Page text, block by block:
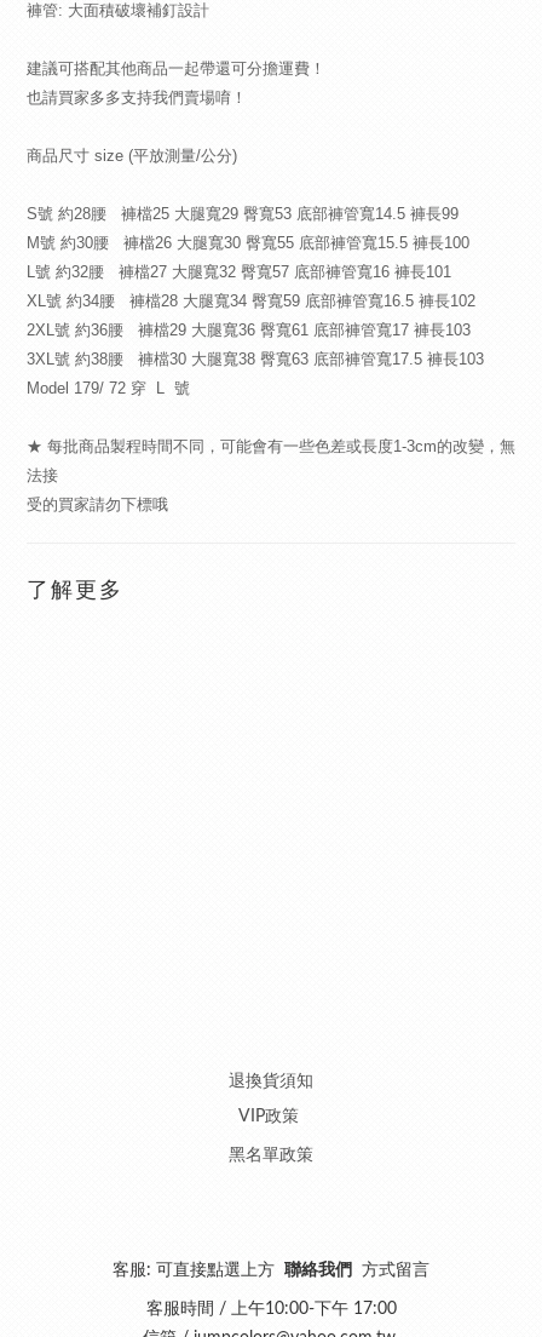
褲管: 大面積破壞補釘設計
建議可搭配其他商品一起帶還可分擔運費！
也請買家多多支持我們賣場唷！
商品尺寸 size (平放測量/公分)
S號 約28腰 褲檔25 大腿寬29 臀寬53 底部褲管寬14.5 褲長99
M號 約30腰 褲檔26 大腿寬30 臀寬55 底部褲管寬15.5 褲長100
L號 約32腰 褲檔27 大腿寬32 臀寬57 底部褲管寬16 褲長101
XL號 約34腰 褲檔28 大腿寬34 臀寬59 底部褲管寬16.5 褲長102
2XL號 約36腰 褲檔29 大腿寬36 臀寬61 底部褲管寬17 褲長103
3XL號 約38腰 褲檔30 大腿寬38 臀寬63 底部褲管寬17.5 褲長103
Model 179/ 72 穿 L 號
★ 每批商品製程時間不同，可能會有一些色差或長度1-3cm的改變，無
法接
受的買家請勿下標哦
了解更多
退換貨須知
VIP政策
黑名單政策
客服: 可直接點選上方 聯絡我們 方式留言
客服時間 / 上午10:00-下午 17:00